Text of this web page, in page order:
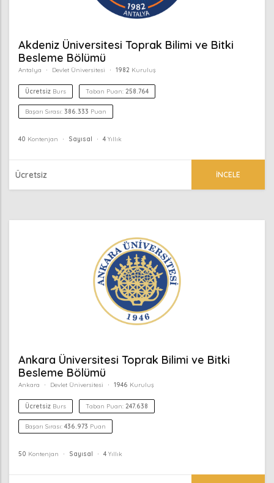
Akdeniz Üniversitesi Toprak Bilimi ve Bitki
Besleme Bölümü
Antalya Devlet Üniversitesi 1982 Kuruluş
Ücretsiz Burs Taban Puan: 258.764
Başarı Sırası: 386.333 Puan
40 Kontenjan Sayısal 4 Yıllık
Ücretsiz İNCELE
Ankara Üniversitesi Toprak Bilimi ve Bitki
Besleme Bölümü
Ankara Devlet Üniversitesi 1946 Kuruluş
Ücretsiz Burs Taban Puan: 247.638
Başarı Sırası: 436.973 Puan
50 Kontenjan Sayısal 4 Yıllık